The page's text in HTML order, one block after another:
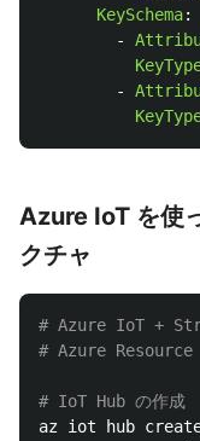
KeySchema:
-
-
Azure IoT を使
クチャ
# Azure IoT +
# Azure Resource
# IoT Hub の作成
az iot hub